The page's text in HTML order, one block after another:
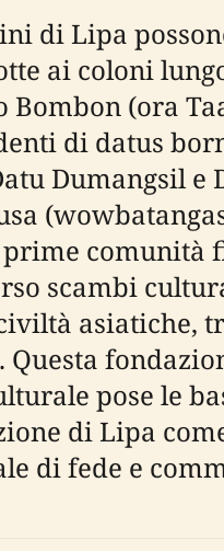
di Lipa
ai coloni
Bombon (ora
di datus
Dumangsil e
prime comunità
scambi
asiatiche,
Questa
pose le
di Lipa
di fede e